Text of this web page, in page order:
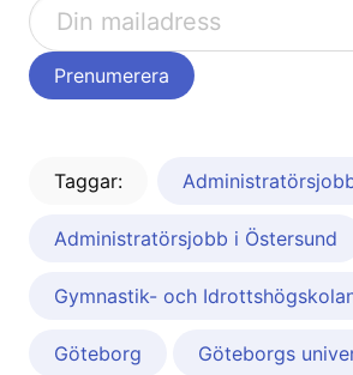
Taggar:
Administratörsjobb i Östersund
Gymnastik- och
Göteborg Göteborgs